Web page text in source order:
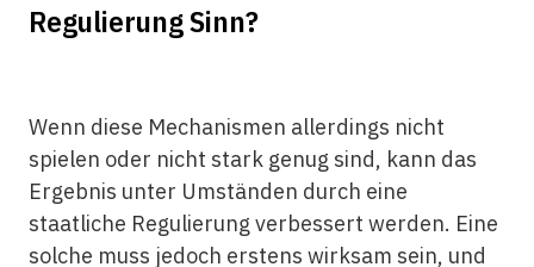
Regulierung Sinn?
Wenn diese Mechanismen allerdings nicht
spielen oder nicht stark genug sind, kann das
Ergebnis unter Umständen durch eine
staatliche Regulierung verbessert werden. Eine
solche muss jedoch erstens wirksam sein, und